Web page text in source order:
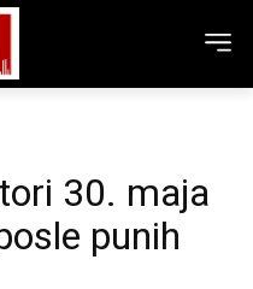
30. maja
punih